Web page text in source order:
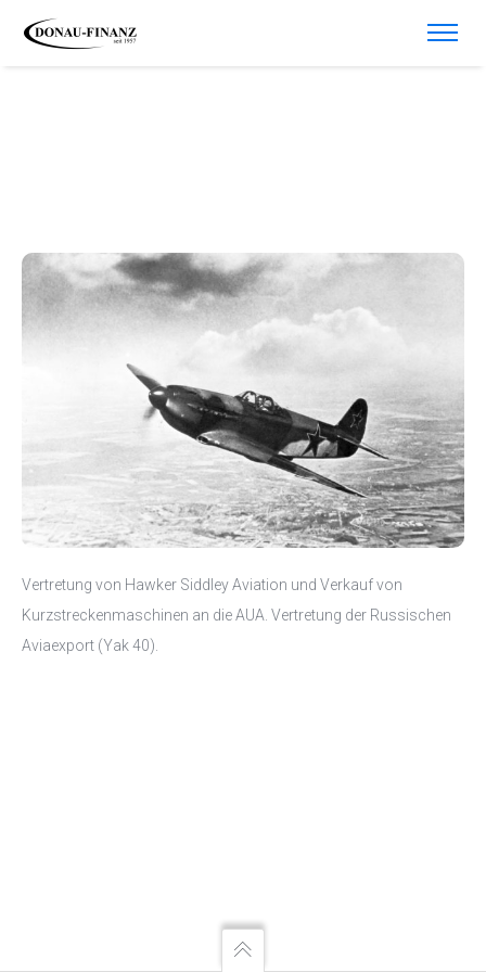
Vertretung von Hawker Siddley Aviation und Verkauf von
Kurzstreckenmaschinen an die AUA. Vertretung der Russischen
Aviaexport (Yak 40).